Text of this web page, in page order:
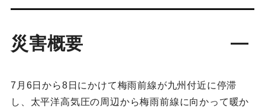
災害概要
7月6日から8日にかけて梅雨前線が九州付近に停滞
し、太平洋高気圧の周辺から梅雨前線に向かって暖か